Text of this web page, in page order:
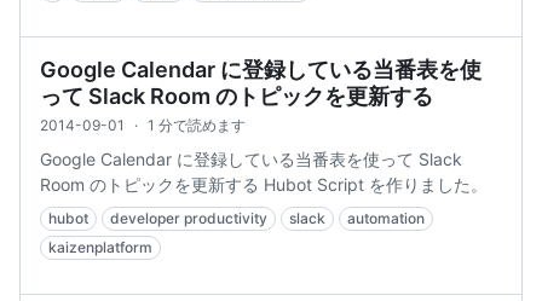
Google Calendar に登録している当番表を使
って Slack Room のトピックを更新する
2014-09-01 · 1 分で読めます
Google Calendar に登録している当番表を使って Slack
Room のトピックを更新する Hubot Script を作りました。
hubot developer productivity slack
automation
kaizenplatform